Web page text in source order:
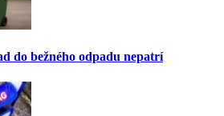
do bežného odpadu nepatrí